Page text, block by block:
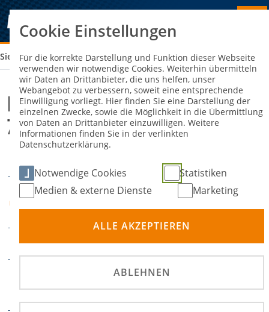
Sie sind hier: MSF TORNADO KIERSPE E.V. - MBC 70/90 HALLE
MSF Tornado Kierspe e.V. - MBC
70/90 Halle
11. Juli 2026
ORT
In der Helle 17, 58566
Kierspe
DISZIPLIN Motoball
Deutsche Motoball-
Meisterschaft
Cookie Einstellungen
Für die korrekte Darstellung und Funktion dieser Webseite
verwenden wir notwendige Cookies. Weiterhin übermitteln
wir Daten an Drittanbieter, die uns helfen, unser
Webangebot zu verbessern, soweit eine entsprechende
Einwilligung vorliegt. Hier finden Sie eine Darstellung der
einzelnen Zwecke, sowie die Möglichkeit in die Übermittlung
von Daten an Drittanbieter einzuwilligen. Weitere
Informationen finden Sie in der verlinkten
Datenschutzerklärung.
Notwendige Cookies
Statistiken
Medien & externe Dienste
Marketing
ALLE AKZEPTIEREN
ABLEHNEN